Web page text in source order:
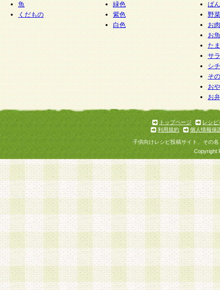
魚
くだもの
緑色
紫色
白色
ぱん
野
お
お
た
サ
シ
そ
お
お
トップページ
レシピ
利用規約
個人情報保
子供向けレシピ投稿サイト、その
Copyright